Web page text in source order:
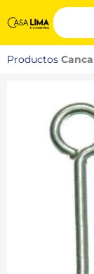
Productos